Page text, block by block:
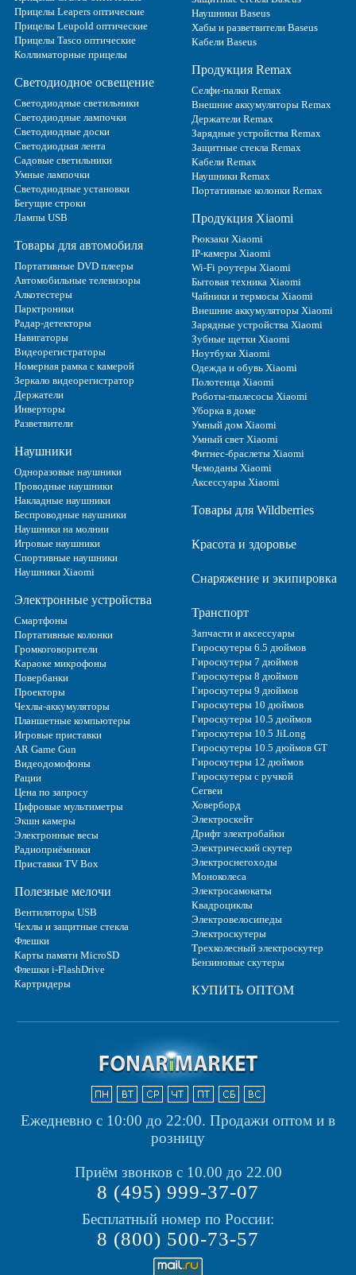
Прицелы Leapers оптические
Прицелы Leupold оптические
Прицелы Tasco оптические
Коллиматорные прицелы
Светодиодное освещение
Светодиодные светильники
Светодиодные лампочки
Светодиодные доски
Светодиодная лента
Садовые светильники
Умные лампочки
Светодиодные установки
Бегущие строки
Лампы USB
Товары для автомобиля
Портативные DVD плееры
Автомобильные телевизоры
Алкотестеры
Парктроники
Радар-детекторы
Навигаторы
Видеорегистраторы
Номерная рамка с камерой
Зеркало видеорегистратор
Держатели
Инверторы
Разветвители
Наушники
Одноразовые наушники
Проводные наушники
Накладные наушники
Беспроводные наушники
Наушники на молнии
Игровые наушники
Спортивные наушники
Наушники Xiaomi
Электронные устройства
Смартфоны
Портативные колонки
Громкоговорители
Караоке микрофоны
Повербанки
Проекторы
Чехлы-аккумуляторы
Планшетные компьютеры
Игровые приставки
AR Game Gun
Видеодомофоны
Рации
Цена по запросу
Цифровые мультиметры
Экшн камеры
Электронные весы
Радиоприёмники
Приставки TV Box
Полезные мелочи
Вентиляторы USB
Чехлы и защитные стекла
Флешки
Карты памяти MicroSD
Флешки i-FlashDrive
Картридеры
Наушники Baseus
Хабы и разветвители Baseus
Кабели Baseus
Продукция Remax
Селфи-палки Remax
Внешние аккумуляторы Remax
Держатели Remax
Зарядные устройства Remax
Защитные стекла Remax
Кабели Remax
Наушники Remax
Портативные колонки Remax
Продукция Xiaomi
Рюкзаки Xiaomi
IP-камеры Xiaomi
Wi-Fi роутеры Xiaomi
Бытовая техника Xiaomi
Чайники и термосы Xiaomi
Внешние аккумуляторы Xiaomi
Зарядные устройства Xiaomi
Зубные щетки Xiaomi
Ноутбуки Xiaomi
Одежда и обувь Xiaomi
Полотенца Xiaomi
Роботы-пылесосы Xiaomi
Уборка в доме
Умный дом Xiaomi
Умный свет Xiaomi
Фитнес-браслеты Xiaomi
Чемоданы Xiaomi
Аксессуары Xiaomi
Товары для Wildberries
Красота и здоровье
Снаряжение и экипировка
Транспорт
Запчасти и аксессуары
Гироскутеры 6.5 дюймов
Гироскутеры 7 дюймов
Гироскутеры 8 дюймов
Гироскутеры 9 дюймов
Гироскутеры 10 дюймов
Гироскутеры 10.5 дюймов
Гироскутеры 10.5 JiLong
Гироскутеры 10.5 дюймов GT
Гироскутеры 12 дюймов
Гироскутеры с ручкой
Сегвеи
Ховерборд
Электроскейт
Дрифт электробайки
Электрический скутер
Электроснегоходы
Моноколеса
Электросамокаты
Квадроциклы
Электровелосипеды
Электроскутеры
Трехколесный электроскутер
Бензиновые скутеры
КУПИТЬ ОПТОМ
Ежедневно с 10:00 до 22:00. Продажи оптом и в
розницу
Приём звонков с 10.00 до 22.00
8 (495) 999-37-07
Бесплатный номер по России:
8 (800) 500-73-57